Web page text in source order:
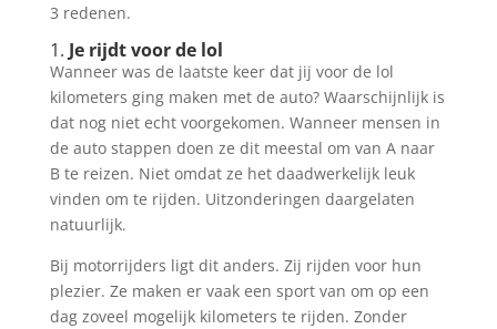
3 redenen.
1. Je rijdt voor de lol
Wanneer was de laatste keer dat jij voor de lol
kilometers ging maken met de auto? Waarschijnlijk is
dat nog niet echt voorgekomen. Wanneer mensen in
de auto stappen doen ze dit meestal om van A naar
B te reizen. Niet omdat ze het daadwerkelijk leuk
vinden om te rijden. Uitzonderingen daargelaten
natuurlijk.
Bij motorrijders ligt dit anders. Zij rijden voor hun
plezier. Ze maken er vaak een sport van om op een
dag zoveel mogelijk kilometers te rijden. Zonder